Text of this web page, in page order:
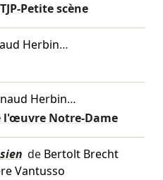
TJP-Petite scène
Herbin…
Herbin…
l'œuvre Notre-Dame
de Bertolt Brecht
Vantusso